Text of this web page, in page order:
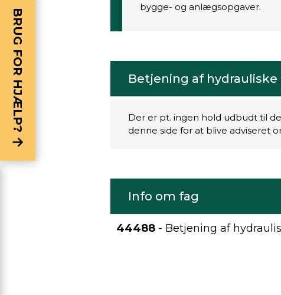
bygge- og anlægsopgaver.
Betjening af
Der er pt. ingen hold udbudt til
denne side for at blive adviseret
Info om fag
44488 - Betjening af
BRUG FOR HJÆLP?